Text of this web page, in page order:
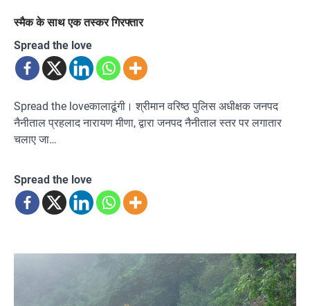
स्मैक के साथ एक तस्कर गिरफ्तार
Spread the love
Spread the loveकालाढूंगी। श्रीमान वरिष्ठ पुलिस अधीक्षक जनपद
नैनीताल प्रहलाद नारायण मीणा, द्वारा जनपद नैनीताल स्तर पर लगातार
चलाए जा…
Spread the love